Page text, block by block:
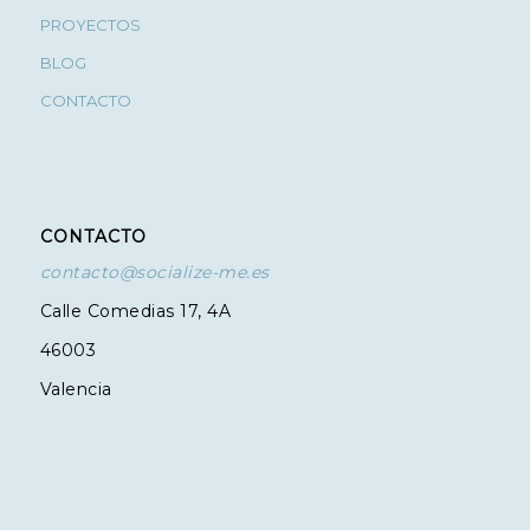
PROYECTOS
BLOG
CONTACTO
CONTACTO
contacto@socialize-me.es
Calle Comedias 17, 4A
46003
Valencia